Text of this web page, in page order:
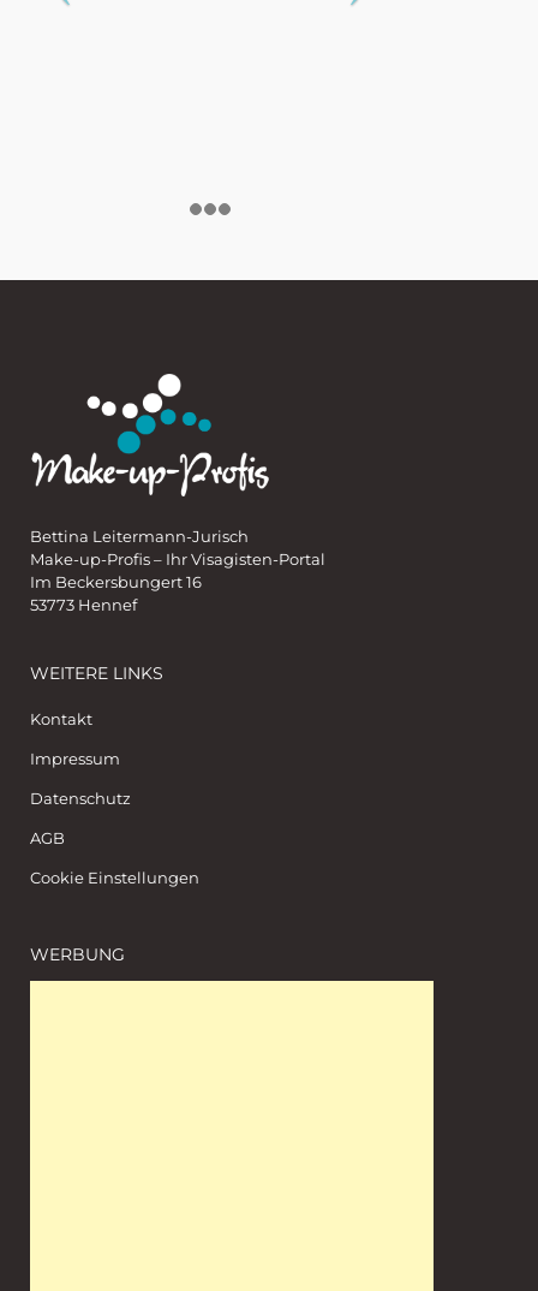
Bettina Leitermann-Jurisch
Make-up-Profis – Ihr Visagisten-Portal
Im Beckersbungert 16
53773 Hennef
WEITERE LINKS
Kontakt
Impressum
Datenschutz
AGB
Cookie Einstellungen
WERBUNG